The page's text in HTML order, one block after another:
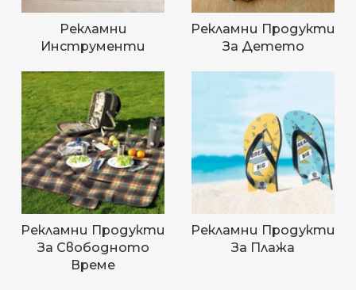
Рекламни
Инструменти
Рекламни Продукти
За Детето
Рекламни Продукти
За Свободното
Време
Рекламни Продукти
За Плажа